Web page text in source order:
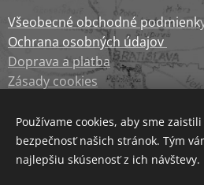
Všeobecné obchodné podmienk
Ochrana osobných údajov
Doprava a platba
Zásady cookies
Používame cookies, aby sme
bezpečnosť našich stránok. Tým
najlepšiu skúsenosť z ich návštevy.